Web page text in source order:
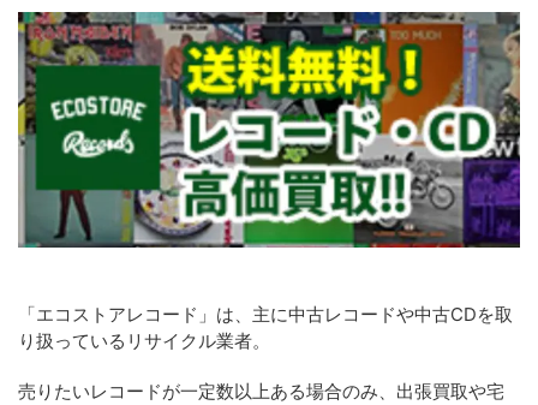
「エコストアレコード」は、主に中古レコードや中古CDを取
り扱っているリサイクル業者。
売りたいレコードが一定数以上ある場合のみ、出張買取や宅